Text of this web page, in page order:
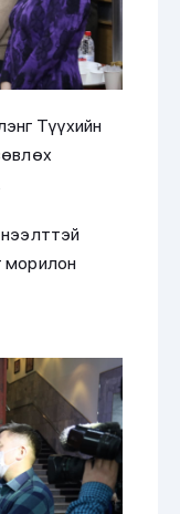
Түүхийн
морилон